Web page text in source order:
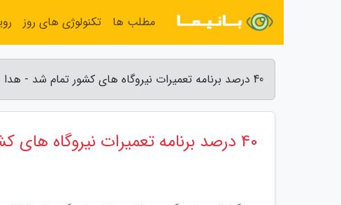
40 درصد برنامه تعمیرات نیروگاه های کشور تمام شد - هدا بلاگ
40 درصد برنامه تعمیرات نیروگاه های کشور تمام شد
مطلب ها تکنولوژی های روز